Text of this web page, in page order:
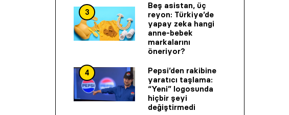
3
Beş asistan, üç
reyon: Türkiye’de
yapay zeka hangi
anne-bebek
markalarını
öneriyor?
4
Pepsi’den rakibine
yaratıcı taşlama:
“Yeni” logosunda
hiçbir şeyi
değiştirmedi